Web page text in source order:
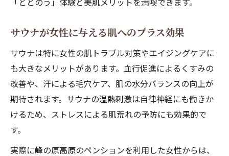
サウナが女性に与える肌へのプラス効果
サウナは特に女性の肌トラブル対策やエイジングケアに
も大きなメリットがあります。血行促進によるくすみの
改善や、汗による毛穴ケア、肌の水分バランスの向上が
期待されます。サウナの温熱刺激は自律神経にも働きか
けるため、ストレスによる肌荒れの予防にも効果的で
す。
実際に峰の原高原のペンションを利用した女性からは、